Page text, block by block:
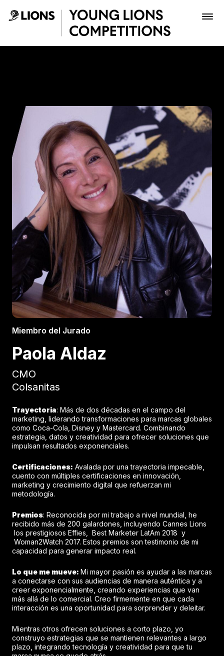
Saltar al contenido principal
Inscribir
Boletería
Miembro del Jurado
Paola Aldaz
CMO
Colsanitas
Trayectoria: Más de dos décadas en el campo del
marketing, liderando transformaciones para marcas globales
como Coca-Cola, Disney y Mastercard. Combinando
estrategia, datos y creatividad para ofrecer soluciones que
impulsan resultados exponenciales.
Certificaciones: Avalada por una trayectoria impecable,
cuento con múltiples certificaciones en innovación,
marketing y crecimiento digital que refuerzan mi
metodología.
Premios: Reconocida por mi trabajo a nivel mundial, he
recibido más de 200 galardones, incluyendo Cannes Lions
los prestigiosos Effies, Best Marketer LatAm 2018 y
Woman2Watch 2017. Estos premios son testimonio de mi
capacidad para generar impacto real.
Lo que me mueve: Mi mayor pasión es ayudar a las marcas
a conectarse con sus audiencias de manera auténtica y a
creer exponencialmente, creando experiencias que van
más allá de lo comercial. Creo firmemente en que cada
interacción es una oportunidad para sorprender y deleitar.
Mientras otros ofrecen soluciones a corto plazo, yo
construyo estrategias que se mantienen relevantes a largo
plazo, integrando tecnología y creatividad para que tu